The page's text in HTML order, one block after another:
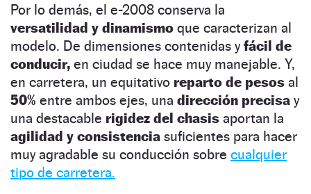
Por lo demás, el e-2008 conserva la
versatilidad y dinamismo que caracterizan al
modelo. De dimensiones contenidas yfácil de
conducir, en ciudad se hace muy manejable. Y,
en carretera, un equitativo reparto de pesos al
50% entre ambos ejes, una dirección precisa y
una destacable rigidez del chasis aportan la
agilidad y consistencia suficientes para hacer
muy agradable su conducción sobre cualquier
tipo de carretera.